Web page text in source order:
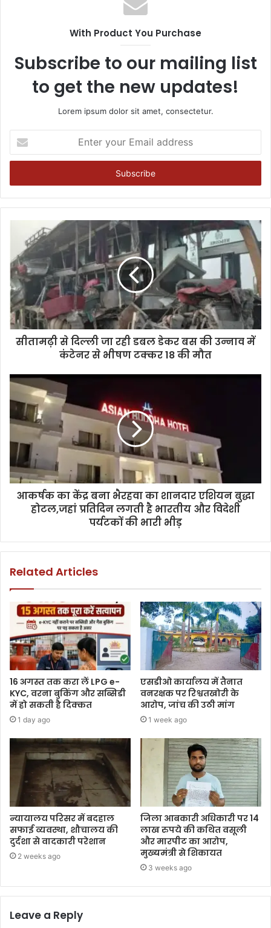
With Product You Purchase
Subscribe to our mailing list
to get the new updates!
Lorem ipsum dolor sit amet, consectetur.
your
Email
सीतामढ़ी से दिल्ली जा रही डबल डेकर बस की उन्नाव में
कंटेनर से भीषण टक्कर 18 की मौत
आकर्षक का केंद्र बना भैरहवा का शानदार एशियन बुद्धा
होटल,जहां प्रतिदिन लगती है भारतीय और विदेशी
पर्यटकों की भारी भीड़
Related Articles
16 अगस्त तक करा लें LPG e-
KYC, वरना बुकिंग और सब्सिडी
में हो सकती है दिक्कत
1 day ago
एसडीओ कार्यालय में तैनात
वनरक्षक पर रिश्वतखोरी के
आरोप, जांच की उठी मांग
1 week ago
न्यायालय परिसर में बदहाल
सफाई व्यवस्था, शौचालय की
दुर्दशा से वादकारी परेशान
2 weeks ago
जिला आबकारी अधिकारी पर 14
लाख रुपये की कथित वसूली
और मारपीट का आरोप,
मुख्यमंत्री से शिकायत
3 weeks ago
Leave a Reply